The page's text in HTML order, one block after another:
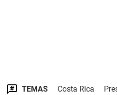
TEMAS Costa Rica